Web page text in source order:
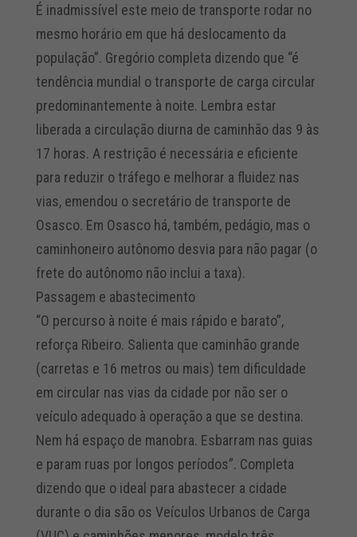
É inadmissível este meio de transporte rodar no
mesmo horário em que há deslocamento da
população”. Gregório completa dizendo que “é
tendência mundial o transporte de carga circular
predominantemente à noite. Lembra estar
liberada a circulação diurna de caminhão das 9 às
17 horas. A restrição é necessária e eficiente
para reduzir o tráfego e melhorar a fluidez nas
vias, emendou o secretário de transporte de
Osasco. Em Osasco há, também, pedágio, mas o
caminhoneiro autônomo desvia para não pagar (o
frete do autônomo não inclui a taxa).
Passagem e abastecimento
“O percurso à noite é mais rápido e barato”,
reforça Ribeiro. Salienta que caminhão grande
(carretas e 16 metros ou mais) tem dificuldade
em circular nas vias da cidade por não ser o
veículo adequado à operação a que se destina.
Nem há espaço de manobra. Esbarram nas guias
e param ruas por longos períodos”. Completa
dizendo que o ideal para abastecer a cidade
durante o dia são os Veículos Urbanos de Carga